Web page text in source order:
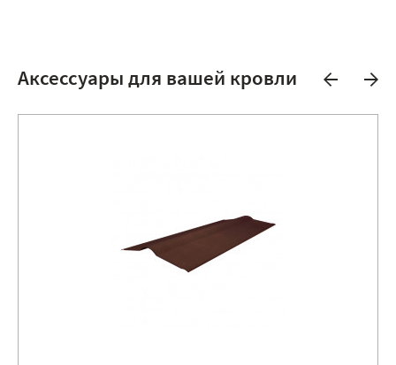
Аксессуары для вашей кровли